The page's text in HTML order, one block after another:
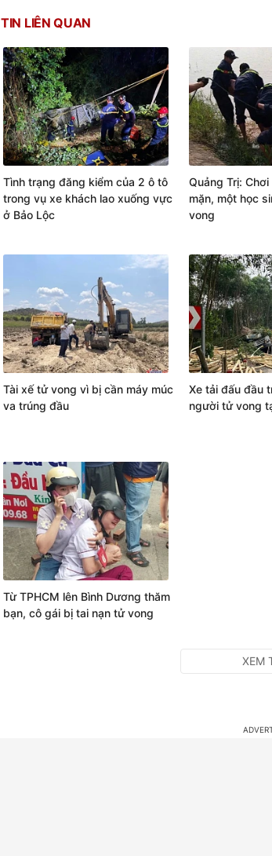
TIN LIÊN QUAN
Tình trạng đăng kiểm của 2 ô tô
trong vụ xe khách lao xuống vực
ở Bảo Lộc
Quảng Trị:
mặn, một học
vong
Tài xế tử vong vì bị cần máy múc
va trúng đầu
Xe tải đấu đầu
người tử vong
Từ TPHCM lên Bình Dương thăm
bạn, cô gái bị tai nạn tử vong